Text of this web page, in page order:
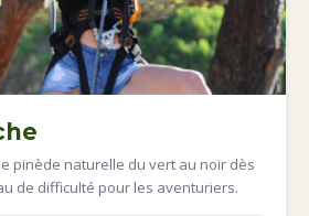
pinède naturelle du vert au noir dès
de difficulté pour les aventuriers.